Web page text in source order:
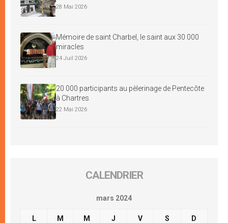
28 Mai 2026
Mémoire de saint Charbel, le saint aux 30 000
miracles
24 Juil 2026
20 000 participants au pèlerinage de Pentecôte
à Chartres
22 Mai 2026
CALENDRIER
mars 2024
L M M J V S D